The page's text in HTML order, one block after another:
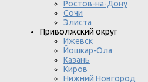
Ростов-на-Дону
Сочи
Элиста
Приволжский округ
Ижевск
Йошкар-Ола
Казань
Киров
Нижний Новгород